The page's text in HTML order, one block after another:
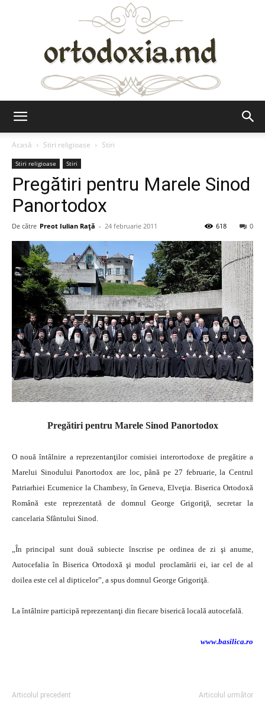
Acasă
Stiri religioase Stiri
Stiri religioase Stiri
Pregătiri pentru Marele Sinod
Panortodox
De către Preot Iulian Raţă - 24 februarie 2011 0
618
Pregătiri pentru Marele Sinod Panortodox
O nouă întâlnire a reprezentanţilor comisiei interortodoxe de pregătire a
Marelui Sinodului Panortodox are loc, până pe 27 februarie, la Centrul
Patriarhiei Ecumenice la Chambesy, în Geneva, Elveţia. Biserica Ortodoxă
Română este reprezentată de domnul George Grigoriţă, secretar la
cancelaria Sfântului Sinod.
„În principal sunt două subiecte înscrise pe ordinea de zi şi anume,
Autocefalia în Biserica Ortodoxă şi modul proclamării ei, iar cel de al
doilea este cel al dipticelor”, a spus domnul George Grigoriţă.
La întâlnire participă reprezentanţi din fiecare biserică locală autocefală.
www.basilica.ro
Articolul precedent Articolul următor